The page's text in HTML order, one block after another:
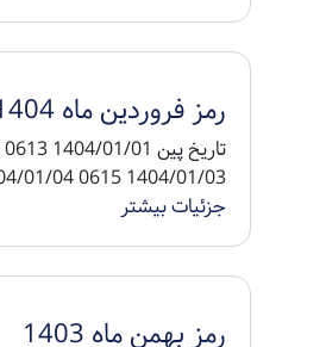
رمز فروردین ماه 1404
1404/01/03 0615 1404/01/04 0608 1404/01/05 ...
جزئیات بیشتر
رمز بهمن ماه 1403